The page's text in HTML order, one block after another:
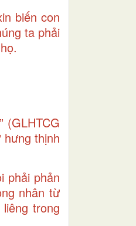
biến con
ta phải
(GLHTCG
thịnh
phải phản
nhân từ
trong